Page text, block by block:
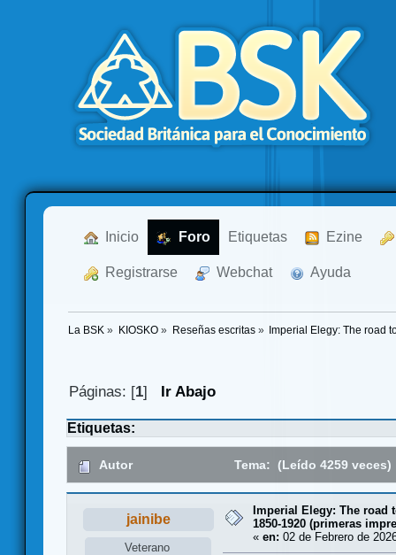
Inicio Foro Etiquetas Ezine
Registrarse Webchat Ayuda
La BSK » KIOSKO» Reseñas escritas» Imperial Elegy: The road
Páginas: [1] Ir Abajo
Etiquetas:
Autor Tema: (Leído 4259 veces)
jainibe
Veterano
Imperial Elegy: The road
1850-1920 (primeras
« en: 02 de Febrero de